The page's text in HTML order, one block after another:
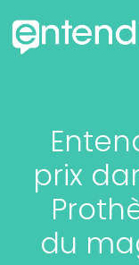
prix
du